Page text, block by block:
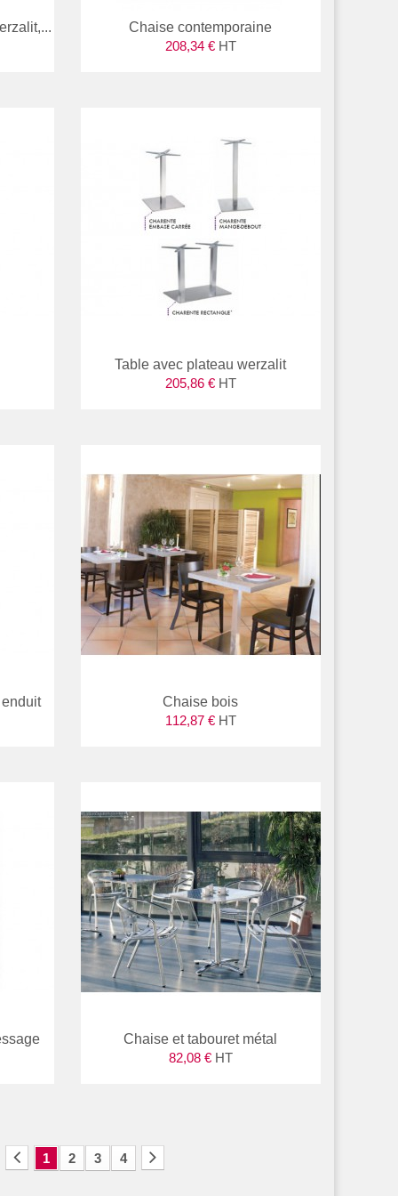
Chaise contemporaine
208,34 €HT
Table avec plateau werzalit
205,86 €HT
Chaise bois
112,87 €HT
Chaise et tabouret métal
82,08 €HT
1 2 3 4